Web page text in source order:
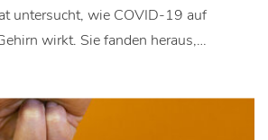
untersucht, wie COVID-19 auf
wirkt. Sie fanden heraus,…